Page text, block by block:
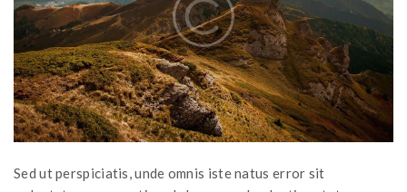
Sed ut perspiciatis, unde omnis iste natus error sit